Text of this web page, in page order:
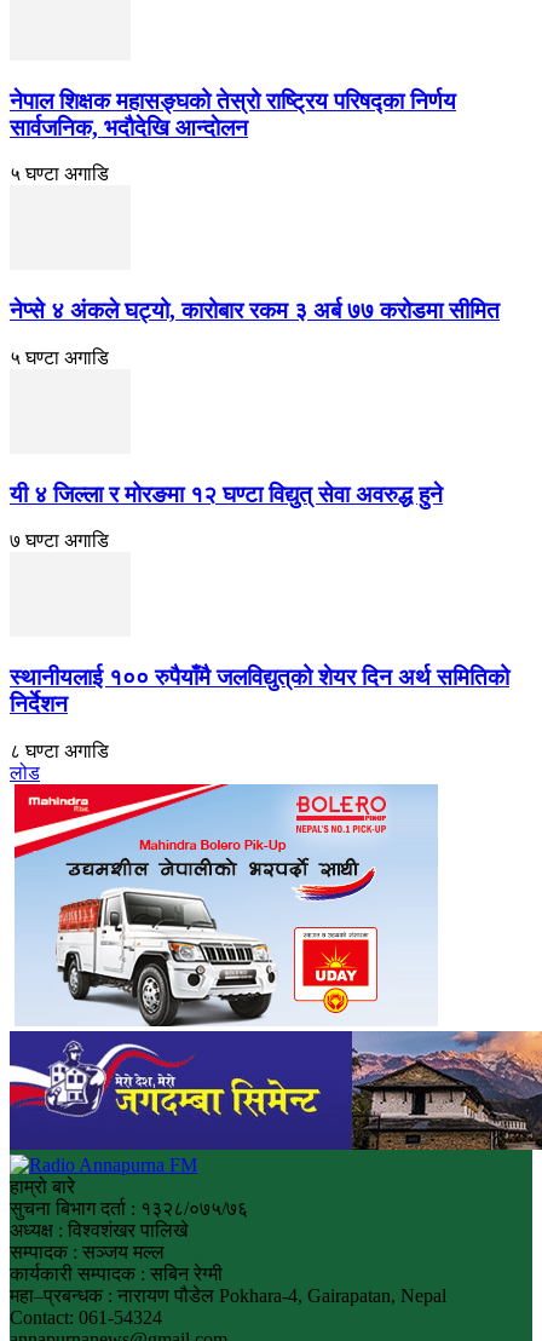
नेपाल शिक्षक महासङ्घको तेस्रो राष्ट्रिय परिषद्का निर्णय
सार्वजनिक, भदाैदेखि आन्दाेलन
५ घण्टा अगाडि
नेप्से ४ अंकले घट्यो, कारोबार रकम ३ अर्ब ७७ करोडमा सीमित
५ घण्टा अगाडि
यी ४ जिल्ला र मोरङमा १२ घण्टा विद्युत् सेवा अवरुद्ध हुने
७ घण्टा अगाडि
स्थानीयलाई १०० रुपैयाँमै जलविद्युत्‌को शेयर दिन अर्थ समितिको
निर्देशन
८ घण्टा अगाडि
लोड
हाम्रो बारे
सुचना बिभाग दर्ता : १३२८/०७५/७६
अध्यक्ष : विश्वशंखर पालिखे
सम्पादक : सञ्जय मल्ल
कार्यकारी सम्पादक : सबिन रेग्मी
महा–प्रबन्धक : नारायण पौडेल Pokhara-4, Gairapatan, Nepal
Contact: 061-54324